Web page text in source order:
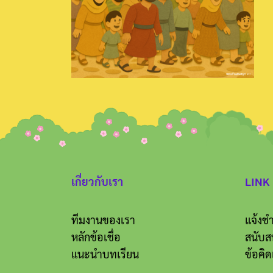
เกี่ยวกับเรา
ทีมงานของเรา
หลักข้อเชื่อ
แนะนำบทเรียน
LINK
แจ้งช
สนับส
ข้อคิด